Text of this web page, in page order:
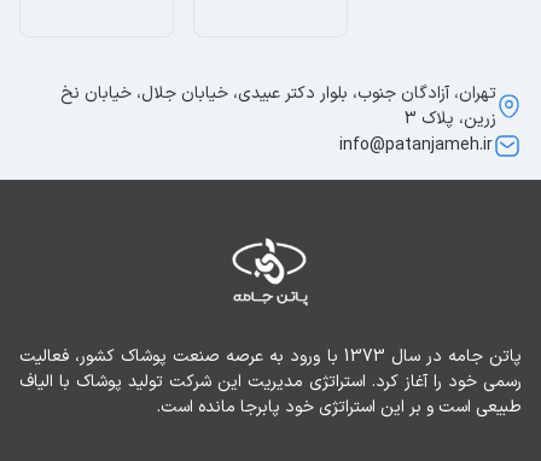
طبیعی است و بر این استراتژی خود پابرجا مانده است.
تهران، آزادگان جنوب، بلوار دکتر عبیدی، خیابان جلال، خیابان نخ
زرین، پلاک 3
info@patanjameh.ir